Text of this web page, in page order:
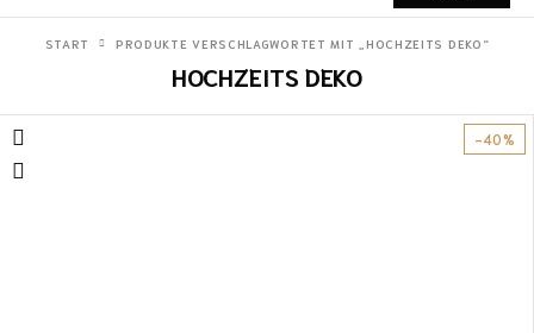
HOCHZEITS DEKO
START PRODUKTE VERSCHLAGWORTET MIT „HOCHZEITS DEKO“
-40%